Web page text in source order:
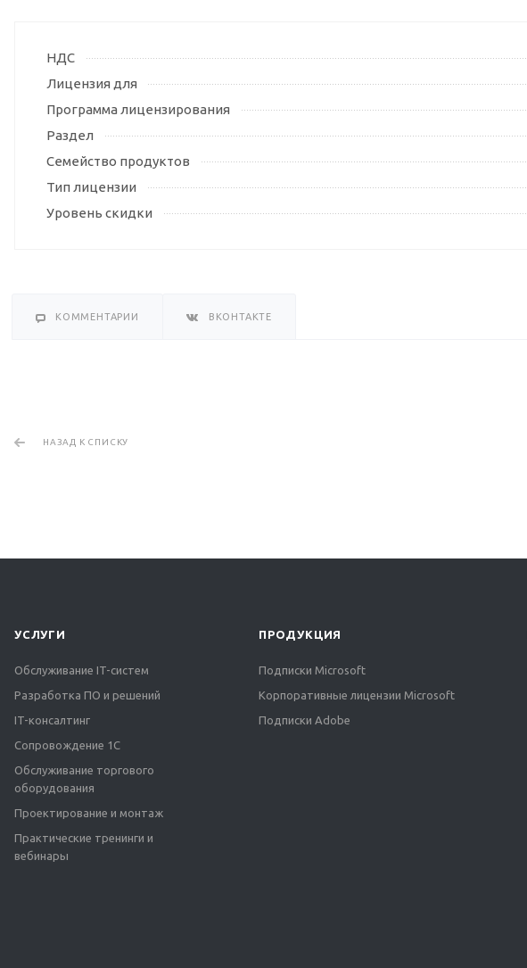
НДС
Лицензия для
Программа лицензирования
Раздел
Семейство продуктов
Тип лицензии
Уровень скидки
КОММЕНТАРИИ ВКОНТАКТЕ
НАЗАД К СПИСКУ
УСЛУГИ
Обслуживание IT-систем
Разработка ПО и решений
IT-консалтинг
Сопровождение 1С
Обслуживание торгового
оборудования
Проектирование и монтаж
Практические тренинги и
вебинары
ПРОДУКЦИЯ
Подписки Microsoft
Корпоративные лицензии Microsoft
Подписки Adobe